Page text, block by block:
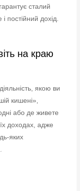
сталий
постійний дохід.
на краю
якою ви
кишені»,
або де живете
доходах, адже
яких